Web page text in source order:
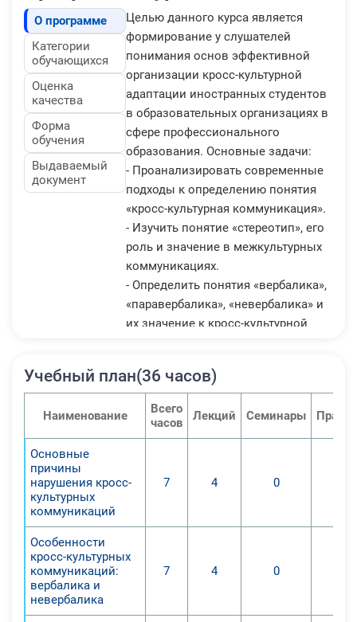
О программе
Категории
обучающихся
Оценка
качества
Форма
обучения
Выдаваемый
документ
Целью данного курса является
формирование у слушателей
понимания основ эффективной
организации кросс-культурной
адаптации иностранных студентов
в образовательных организациях в
сфере профессионального
образования. Основные задачи:
- Проанализировать современные
подходы к определению понятия
«кросс-культурная коммуникация».
- Изучить понятие «стереотип», его
роль и значение в межкультурных
коммуникациях.
- Определить понятия «вербалика»,
«паравербалика», «невербалика» и
их значение к кросс-культурной
разрешения кросс-культурных
- Определить основные
направления языковой, учебно-
социокультурной адаптации;
Учебный план(36 часов)
Наименование
Всего
часов
Лекций Семинары
Основные
причины
нарушения кросс-
культурных
коммуникаций
7 4 0
Особенности
кросс-культурных
коммуникаций:
вербалика и
невербалика
7 4 0